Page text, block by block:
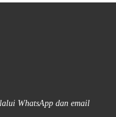
WhatsApp dan email